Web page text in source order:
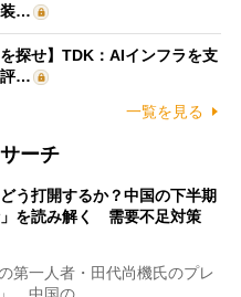
装…
探せ】TDK：AIインフラを支
評…
一覧を見る
ーチ
う打開するか？中国の下半期
を読み解く 需要不足対策
第一人者・田代尚機氏のプレ
。中国の…